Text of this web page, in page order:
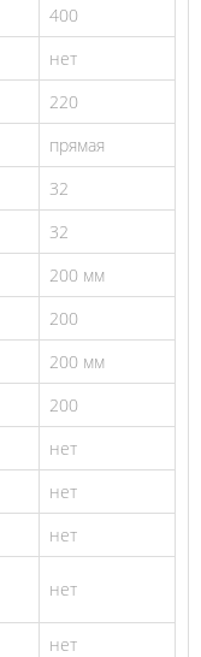
400
нет
220
прямая
32
32
200 мм
200
200 мм
200
нет
нет
нет
нет
нет